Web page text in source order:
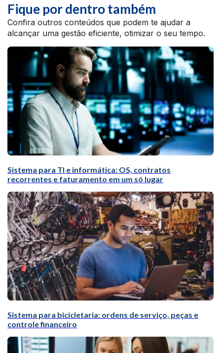
Fique por dentro também
Confira outros conteúdos que podem te ajudar a
alcançar uma gestão eficiente, otimizar o seu tempo.
Sistema para TI e informática: OS, contratos
recorrentes e faturamento em um só lugar
Sistema para bicicletaria: ordens de serviço, peças e
controle financeiro